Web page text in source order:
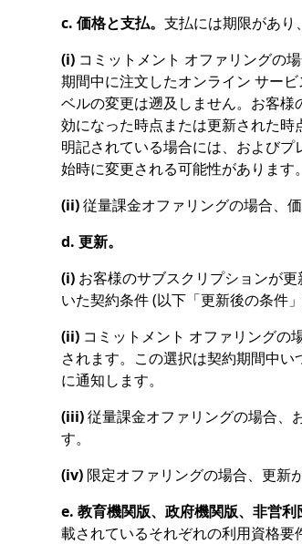
c. 価格と支払。支払には期限があり
(i) コミットメント オファリングの
期間中に注文したオンライン サー
ベルの変更は遡及しません。お客
効になった時点または更新された
明記されている場合には、および
始時に変更される可能性があります。
(ii)従量課金オファリングの場合、
d. 更新。
(i) お客様のサブスクリプションが
いた契約条件 (以下「更新後の条件
(ii) コミットメント オファリングの
されます。この選択は契約期間中
に通知します。
(iii)従量課金オファリングの場合、
す。
(iv) 限定オファリングの場合、更新
e. 教育機関版、政府機関版、非営利
載されているそれぞれの利用資格要